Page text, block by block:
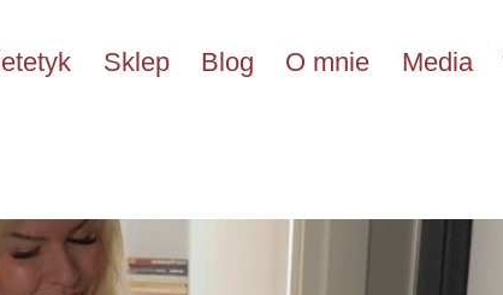
Sklep Blog O mnie Media